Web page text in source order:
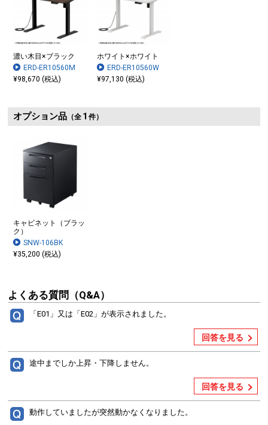
濃い木目×ブラック
ERD-ER10560M
¥98,670 (税込)
ホワイト×ホワイト
ERD-ER10560W
¥97,130 (税込)
オプション品（全 1 件）
キャビネット（ブラッ
ク）
SNW-106BK
¥35,200 (税込)
よくある質問（Q&A）
「E01」又は「E02」が表示されました。
回答を見る
途中までしか上昇・下降しません。
回答を見る
動作していましたが突然動かなくなりました。